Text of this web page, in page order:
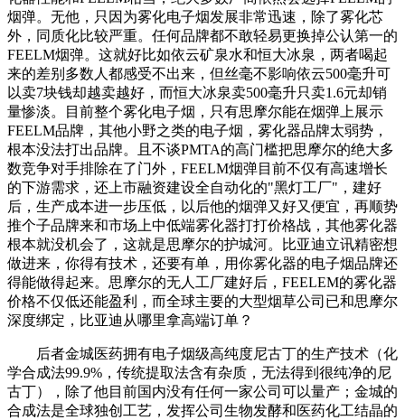
烟弹。无他，只因为雾化电子烟发展非常迅速，除了雾化芯
外，同质化比较严重。任何品牌都不敢轻易更换掉公认第一的
FEELM烟弹。这就好比如依云矿泉水和恒大冰泉，两者喝起
来的差别多数人都感受不出来，但丝毫不影响依云500毫升可
以卖7块钱却越卖越好，而恒大冰泉卖500毫升只卖1.6元却销
量惨淡。目前整个雾化电子烟，只有思摩尔能在烟弹上展示
FEELM品牌，其他小野之类的电子烟，雾化器品牌太弱势，
根本没法打出品牌。且不谈PMTA的高门槛把思摩尔的绝大多
数竞争对手排除在了门外，FEELM烟弹目前不仅有高速增长
的下游需求，还上市融资建设全自动化的"黑灯工厂"，建好
后，生产成本进一步压低，以后他的烟弹又好又便宜，再顺势
推个子品牌来和市场上中低端雾化器打打价格战，其他雾化器
根本就没机会了，这就是思摩尔的护城河。比亚迪立讯精密想
做进来，你得有技术，还要有单，用你雾化器的电子烟品牌还
得能做得起来。思摩尔的无人工厂建好后，FEELEM的雾化器
价格不仅低还能盈利，而全球主要的大型烟草公司已和思摩尔
深度绑定，比亚迪从哪里拿高端订单？
后者金城医药拥有电子烟级高纯度尼古丁的生产技术（化
学合成法99.9%，传统提取法含有杂质，无法得到很纯净的尼
古丁），除了他目前国内没有任何一家公司可以量产；金城的
合成法是全球独创工艺，发挥公司生物发酵和医药化工结晶的